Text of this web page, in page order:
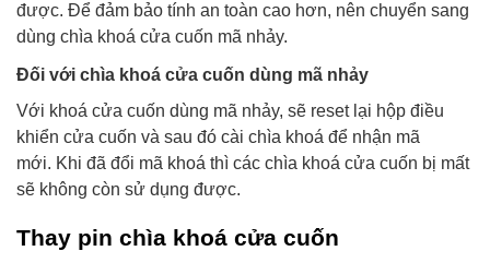
được. Để đảm bảo tính an toàn cao hơn, nên chuyển sang
dùng chìa khoá cửa cuốn mã nhảy.
Đối với chìa khoá cửa cuốn dùng mã nhảy
Với khoá cửa cuốn dùng mã nhảy, sẽ reset lại hộp điều
khiển cửa cuốn và sau đó cài chìa khoá để nhận mã
mới. Khi đã đổi mã khoá thì các chìa khoá cửa cuốn bị mất
sẽ không còn sử dụng được.
Thay pin chìa khoá cửa cuốn